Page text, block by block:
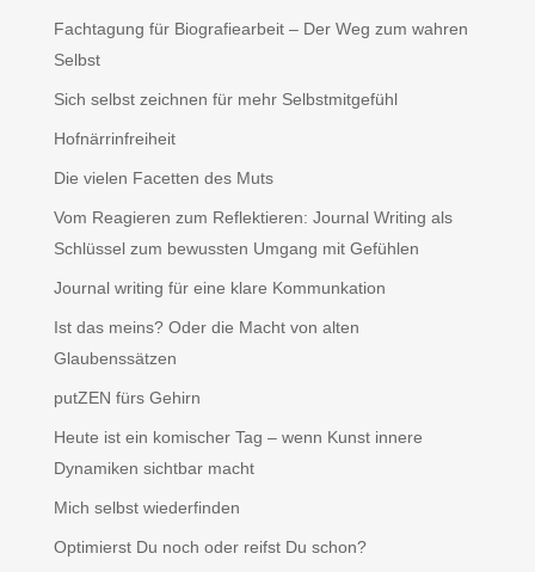
Fachtagung für Biografiearbeit – Der Weg zum wahren
Selbst
Sich selbst zeichnen für mehr Selbstmitgefühl
Hofnärrinfreiheit
Die vielen Facetten des Muts
Vom Reagieren zum Reflektieren: Journal Writing als
Schlüssel zum bewussten Umgang mit Gefühlen
Journal writing für eine klare Kommunkation
Ist das meins? Oder die Macht von alten
Glaubenssätzen
putZEN fürs Gehirn
Heute ist ein komischer Tag – wenn Kunst innere
Dynamiken sichtbar macht
Mich selbst wiederfinden
Optimierst Du noch oder reifst Du schon?